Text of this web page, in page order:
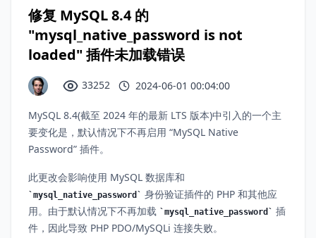
修复 MySQL 8.4 的
"mysql_native_password is not
loaded" 插件未加载错误
33252 2024-06-01 00:04:00
MySQL 8.4(截至 2024 年的最新 LTS 版本)中引入的一个主
要变化是，默认情况下不再启用 “MySQL Native
Password” 插件。
此更改会影响使用 MySQL 数据库和
mysql_native_password
身份验证插件的 PHP 和其他应
用。由于默认情况下不再加载
mysql_native_password
插
件，因此导致 PHP PDO/MySQLi 连接失败。